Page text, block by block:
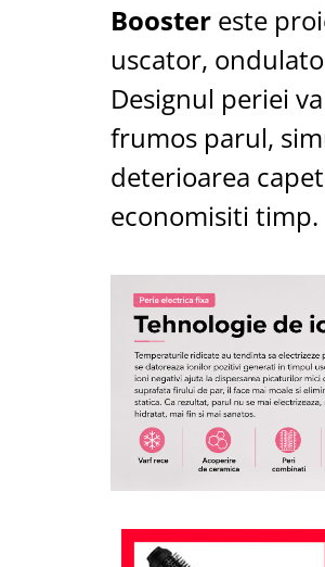
Booster este
uscator,
Designul periei
frumos parul,
deterioarea
economisiti timp.